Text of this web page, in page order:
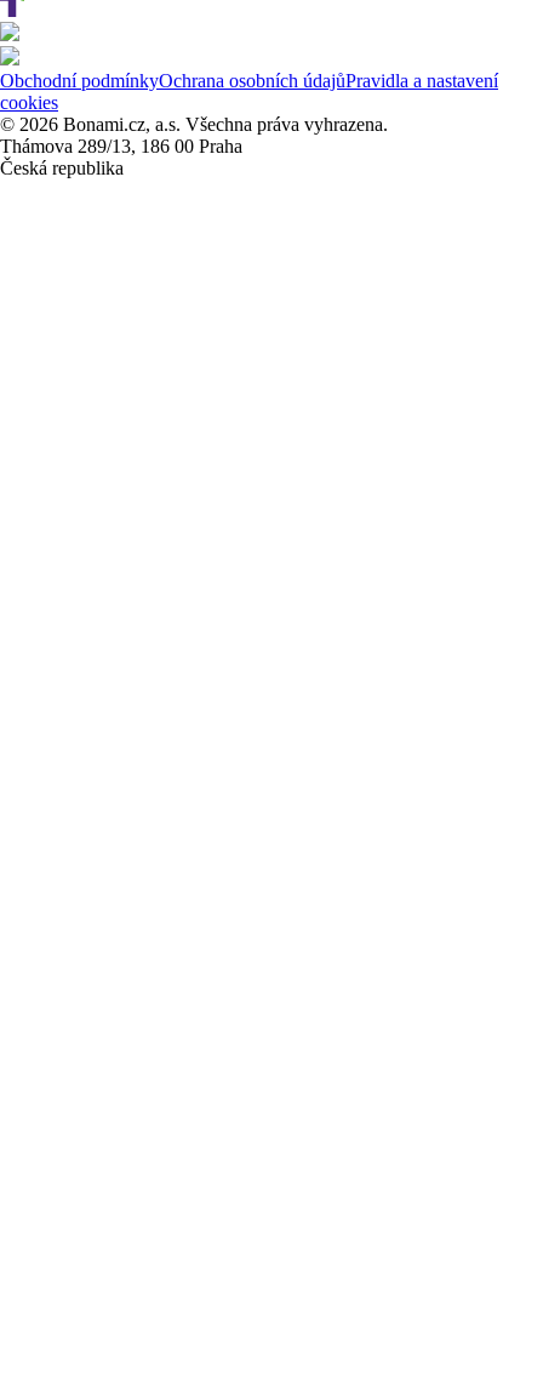
Obchodní podmínkyOchrana osobních údajůPravidla a nastavení
cookies
© 2026 Bonami.cz, a.s. Všechna práva vyhrazena.
Thámova 289/13, 186 00 Praha
Česká republika